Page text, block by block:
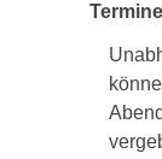
Termine